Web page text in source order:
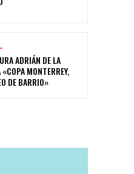
ADRIÁN DE LA
«COPA MONTERREY,
DE BARRIO»